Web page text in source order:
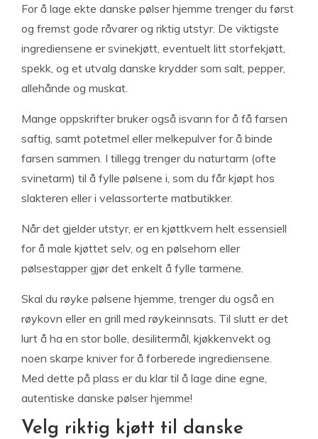
For å lage ekte danske pølser hjemme trenger du først
og fremst gode råvarer og riktig utstyr. De viktigste
ingrediensene er svinekjøtt, eventuelt litt storfekjøtt,
spekk, og et utvalg danske krydder som salt, pepper,
allehånde og muskat.
Mange oppskrifter bruker også isvann for å få farsen
saftig, samt potetmel eller melkepulver for å binde
farsen sammen. I tillegg trenger du naturtarm (ofte
svinetarm) til å fylle pølsene i, som du får kjøpt hos
slakteren eller i velassorterte matbutikker.
Når det gjelder utstyr, er en kjøttkvern helt essensiell
for å male kjøttet selv, og en pølsehorn eller
pølsestapper gjør det enkelt å fylle tarmene.
Skal du røyke pølsene hjemme, trenger du også en
røykovn eller en grill med røykeinnsats. Til slutt er det
lurt å ha en stor bolle, desilitermål, kjøkkenvekt og
noen skarpe kniver for å forberede ingrediensene.
Med dette på plass er du klar til å lage dine egne,
autentiske danske pølser hjemme!
Velg riktig kjøtt til danske